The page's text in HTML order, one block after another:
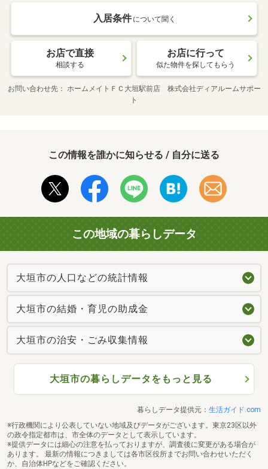
入居条件 について聞く
お店で直接
相談する
お店に行って
似た物件を探してもらう
お問い合わせ先
ホームメイトＦＣ大垣駅前店 株式会社ディアルームサポー
ト
この情報を誰かに知らせる / 自分に送る
この地域の暮らしデータ
大垣市の人口などの統計情報
大垣市の結婚・育児の助成金
大垣市の治安・ごみ収集情報
大垣市の暮らしデータをもっと見る
暮らしデータ提供元： 生活ガイド.com
※行政機関により公表していない地域及びデータがございます。東京23区以外
の政令指定都市は、市全体のデータとして表示しています。
※提供データには細心の注意を払っておりますが、調査後に変更がある場合が
あります。 最新の情報につきましては各市区役所までお問い合わせいただく
か、自治体HPなどをご確認ください。